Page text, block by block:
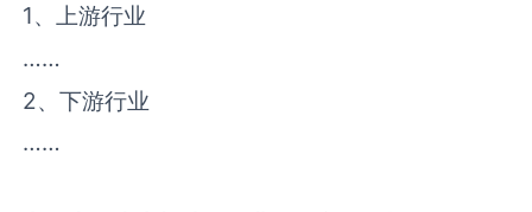
1、上游行业
……
2、下游行业
……